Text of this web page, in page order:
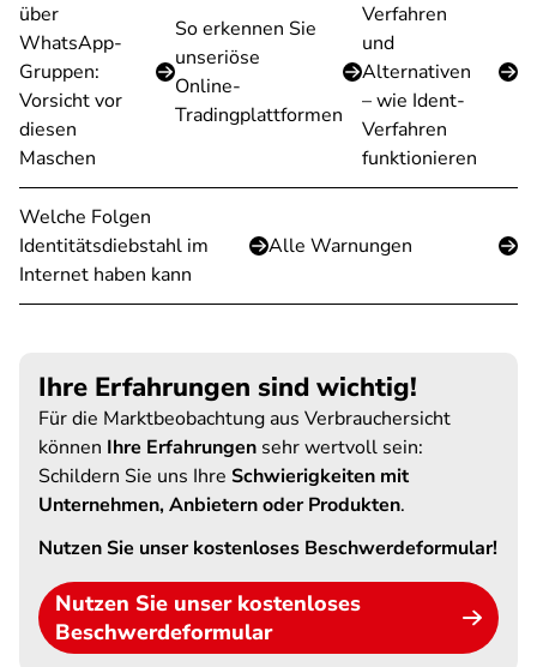
über
WhatsApp-
Gruppen:
Vorsicht vor
diesen
Maschen
So erkennen Sie
unseriöse
Online-
Tradingplattformen
Verfahren
und
Alternativen
– wie Ident-
Verfahren
funktionieren
Welche Folgen
Identitätsdiebstahl im
Internet haben kann
Alle Warnungen
Ihre Erfahrungen sind wichtig!
Für die Marktbeobachtung aus Verbrauchersicht
können Ihre Erfahrungen sehr wertvoll sein:
Schildern Sie uns Ihre Schwierigkeiten mit
Unternehmen, Anbietern oder Produkten.
Nutzen Sie unser kostenloses Beschwerdeformular!
Nutzen Sie unser kostenloses
Beschwerdeformular